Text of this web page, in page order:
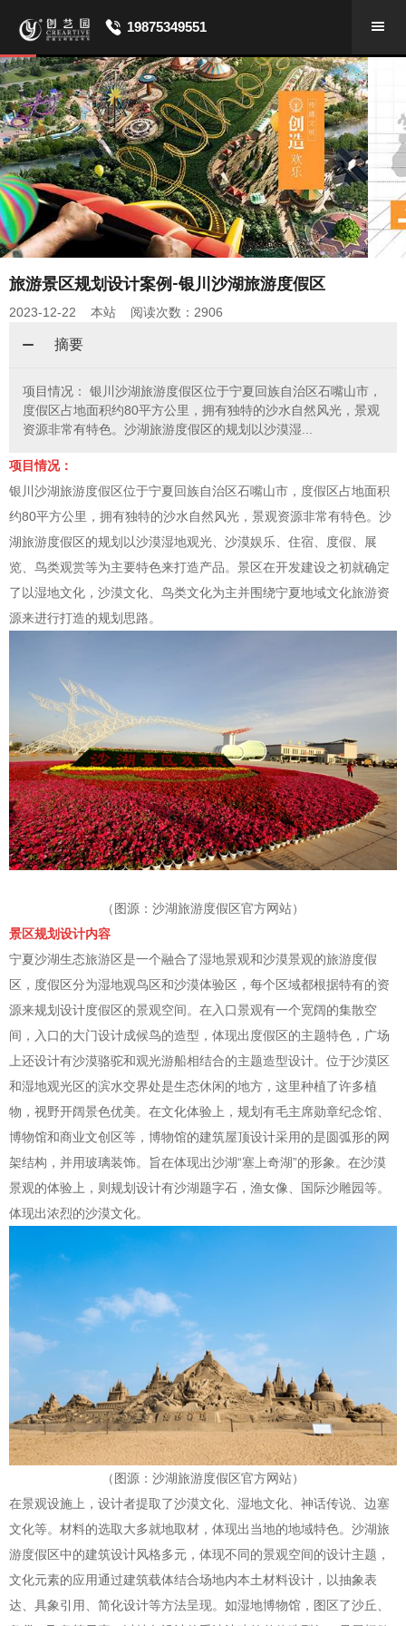
19875349551
旅游景区规划设计案例-银川沙湖旅游度假区
2023-12-22 本站 阅读次数：2906
摘要
项目情况： 银川沙湖旅游度假区位于宁夏回族自治区石嘴山市，
度假区占地面积约80平方公里，拥有独特的沙水自然风光，景观
资源非常有特色。沙湖旅游度假区的规划以沙漠湿...
项目情况：
银川沙湖旅游度假区位于宁夏回族自治区石嘴山市，度假区占地面积
约80平方公里，拥有独特的沙水自然风光，景观资源非常有特色。沙
湖旅游度假区的规划以沙漠湿地观光、沙漠娱乐、住宿、度假、展
览、鸟类观赏等为主要特色来打造产品。景区在开发建设之初就确定
了以湿地文化，沙漠文化、鸟类文化为主并围绕宁夏地域文化旅游资
源来进行打造的规划思路。
（图源：沙湖旅游度假区官方网站）
景区规划设计内容
宁夏沙湖生态旅游区是一个融合了湿地景观和沙漠景观的旅游度假
区，度假区分为湿地观鸟区和沙漠体验区，每个区域都根据特有的资
源来规划设计度假区的景观空间。在入口景观有一个宽阔的集散空
间，入口的大门设计成候鸟的造型，体现出度假区的主题特色，广场
上还设计有沙漠骆驼和观光游船相结合的主题造型设计。位于沙漠区
和湿地观光区的滨水交界处是生态休闲的地方，这里种植了许多植
物，视野开阔景色优美。在文化体验上，规划有毛主席勋章纪念馆、
博物馆和商业文创区等，博物馆的建筑屋顶设计采用的是圆弧形的网
架结构，并用玻璃装饰。旨在体现出沙湖“塞上奇湖”的形象。在沙漠
景观的体验上，则规划设计有沙湖题字石，渔女像、国际沙雕园等。
体现出浓烈的沙漠文化。
（图源：沙湖旅游度假区官方网站）
在景观设施上，设计者提取了沙漠文化、湿地文化、神话传说、边塞
文化等。材料的选取大多就地取材，体现出当地的地域特色。沙湖旅
游度假区中的建筑设计风格多元，体现不同的景观空间的设计主题，
文化元素的应用通过建筑载体结合场地内本土材料设计，以抽象表
达、具象引用、简化设计等方法呈现。如湿地博物馆，图区了沙丘、